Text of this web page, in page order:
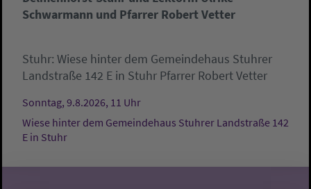
Schwarmann und Pfarrer Robert Vetter
Stuhr: Wiese hinter dem Gemeindehaus Stuhrer
Landstraße 142 E in Stuhr Pfarrer Robert Vetter
Sonntag, 9.8.2026, 11 Uhr
Wiese hinter dem Gemeindehaus Stuhrer Landstraße 142
E in Stuhr